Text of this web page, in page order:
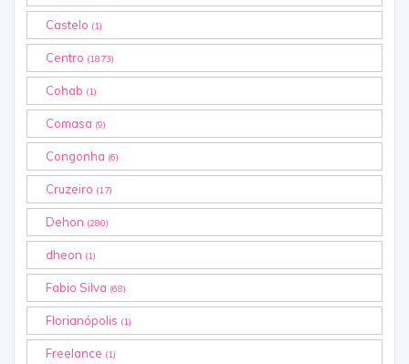
Castelo (1)
Centro (1873)
Cohab (1)
Comasa (9)
Congonha (6)
Cruzeiro (17)
Dehon (280)
dheon (1)
Fabio Silva (68)
Florianópolis (1)
Freelance (1)